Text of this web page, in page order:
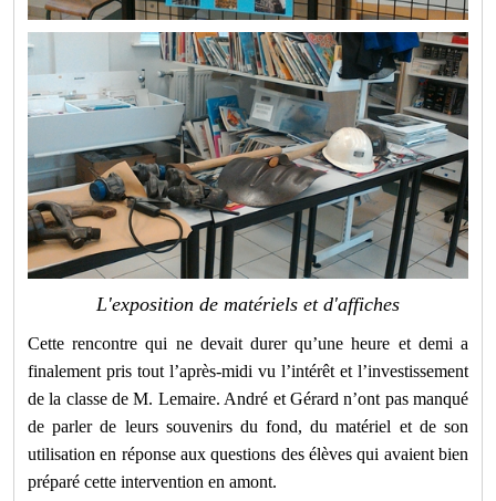
L'exposition de matériels et d'affiches
Cette rencontre qui ne devait durer qu’une heure et demi a
finalement pris tout l’après-midi vu l’intérêt et l’investissement
de la classe de M. Lemaire. André et Gérard n’ont pas manqué
de parler de leurs souvenirs du fond, du matériel et de son
utilisation en réponse aux questions des élèves qui avaient bien
préparé cette intervention en amont.